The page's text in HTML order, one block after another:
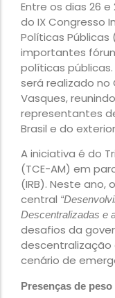
Entre os dias 26
do IX Congresso
Políticas Públicas
importantes
políticas
será realizado
Vasques,
representantes
Brasil e do
A iniciativa é do
(TCE-AM) em
(IRB). Neste
central
Descentralizadas e
desafios da
descentralização
cenário de
Presenças de peso